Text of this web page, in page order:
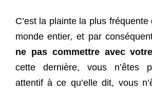
C’est la plainte la plus
monde entier, et par
ne pas commettre avec
cette dernière, vous n’êtes
attentif à ce qu’elle dit, vous